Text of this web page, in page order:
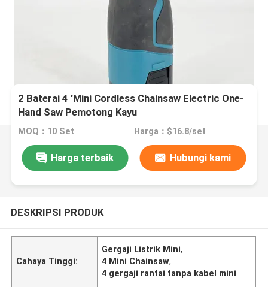
2 Baterai 4 'Mini Cordless Chainsaw Electric One-
Hand Saw Pemotong Kayu
MOQ：10 Set Harga：$16.8/set
Harga terbaik Hubungi kami
DESKRIPSI PRODUK
Cahaya Tinggi:
Gergaji Listrik Mini,
4 Mini Chainsaw,
4 gergaji rantai tanpa kabel mini